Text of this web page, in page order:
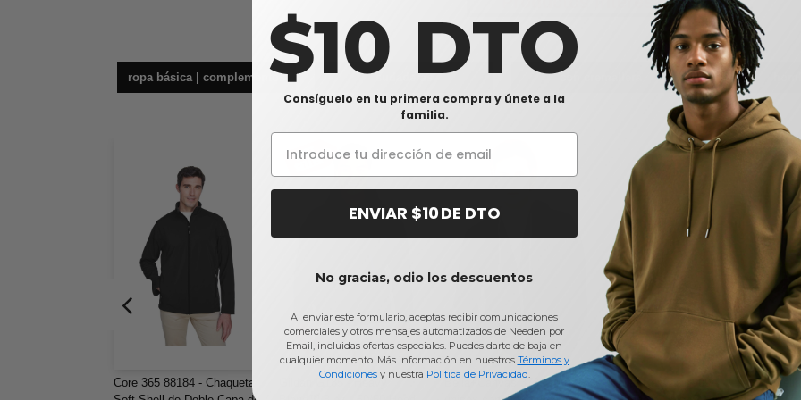
ropa básica | complementos sudaderas
Core 365 88184 - Chaqueta
Gildan G185 - Heavy
Bella+Canvas 3739 - Buzo
Bella+Canvas 3909 -
$10 DTO
Consíguelo en tu primera compra y únete a la
familia.
ENVIAR $10 DE DTO
No gracias, odio los descuentos
Al enviar este formulario, aceptas recibir comunicaciones
comerciales y otros mensajes automatizados de Needen por
Email, incluidas ofertas especiales. Puedes darte de baja en
cualquier momento. Más información en nuestros Términos y
Condicionesy nuestra Política de Privacidad.